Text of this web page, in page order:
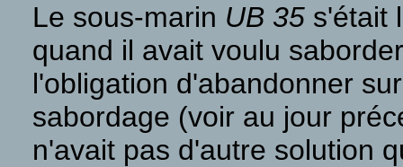
Le sous-marin UB 35 s'était
quand il avait voulu
l'obligation d'abandonner
sabordage (voir au jour
n'avait pas d'autre solution